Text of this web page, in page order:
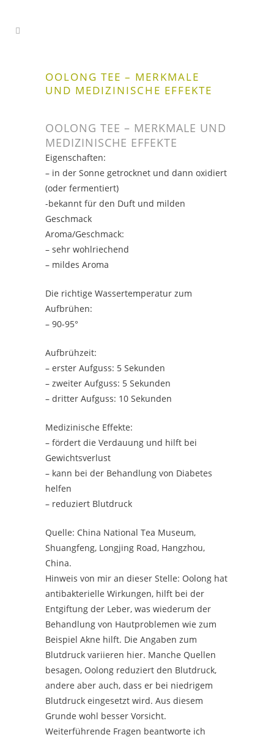
OOLONG TEE – MERKMALE
UND MEDIZINISCHE EFFEKTE
OOLONG TEE – MERKMALE UND
MEDIZINISCHE EFFEKTE
Eigenschaften:
– in der Sonne getrocknet und dann oxidiert
(oder fermentiert)
-bekannt für den Duft und milden
Geschmack
Aroma/Geschmack:
– sehr wohlriechend
– mildes Aroma
Die richtige Wassertemperatur zum
Aufbrühen:
– 90-95°
Aufbrühzeit:
– erster Aufguss: 5 Sekunden
– zweiter Aufguss: 5 Sekunden
– dritter Aufguss: 10 Sekunden
Medizinische Effekte:
– fördert die Verdauung und hilft bei
Gewichtsverlust
– kann bei der Behandlung von Diabetes
helfen
– reduziert Blutdruck
Quelle: China National Tea Museum,
Shuangfeng, Longjing Road, Hangzhou,
China.
Hinweis von mir an dieser Stelle: Oolong hat
antibakterielle Wirkungen, hilft bei der
Entgiftung der Leber, was wiederum der
Behandlung von Hautproblemen wie zum
Beispiel Akne hilft. Die Angaben zum
Blutdruck variieren hier. Manche Quellen
besagen, Oolong reduziert den Blutdruck,
andere aber auch, dass er bei niedrigem
Blutdruck eingesetzt wird. Aus diesem
Grunde wohl besser Vorsicht.
Weiterführende Fragen beantworte ich